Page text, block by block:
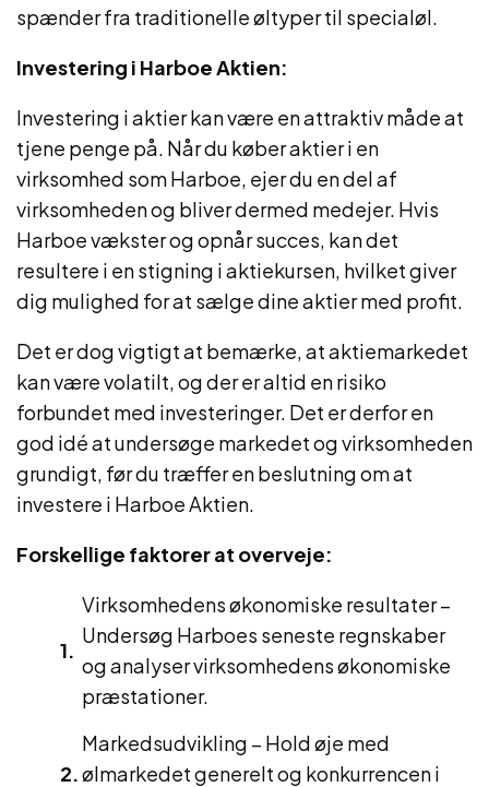
spænder fra traditionelle øltyper til specialøl.
Investering i Harboe Aktien:
Investering i aktier kan være en attraktiv måde at
tjene penge på. Når du køber aktier i en
virksomhed som Harboe, ejer du en del af
virksomheden og bliver dermed medejer. Hvis
Harboe vækster og opnår succes, kan det
resultere i en stigning i aktiekursen, hvilket giver
dig mulighed for at sælge dine aktier med profit.
Det er dog vigtigt at bemærke, at aktiemarkedet
kan være volatilt, og der er altid en risiko
forbundet med investeringer. Det er derfor en
god idé at undersøge markedet og virksomheden
grundigt, før du træffer en beslutning om at
investere i Harboe Aktien.
Forskellige faktorer at overveje:
Virksomhedens økonomiske resultater –
Undersøg Harboes seneste regnskaber
og analyser virksomhedens økonomiske
præstationer.
Markedsudvikling – Hold øje med
ølmarkedet generelt og konkurrencen i